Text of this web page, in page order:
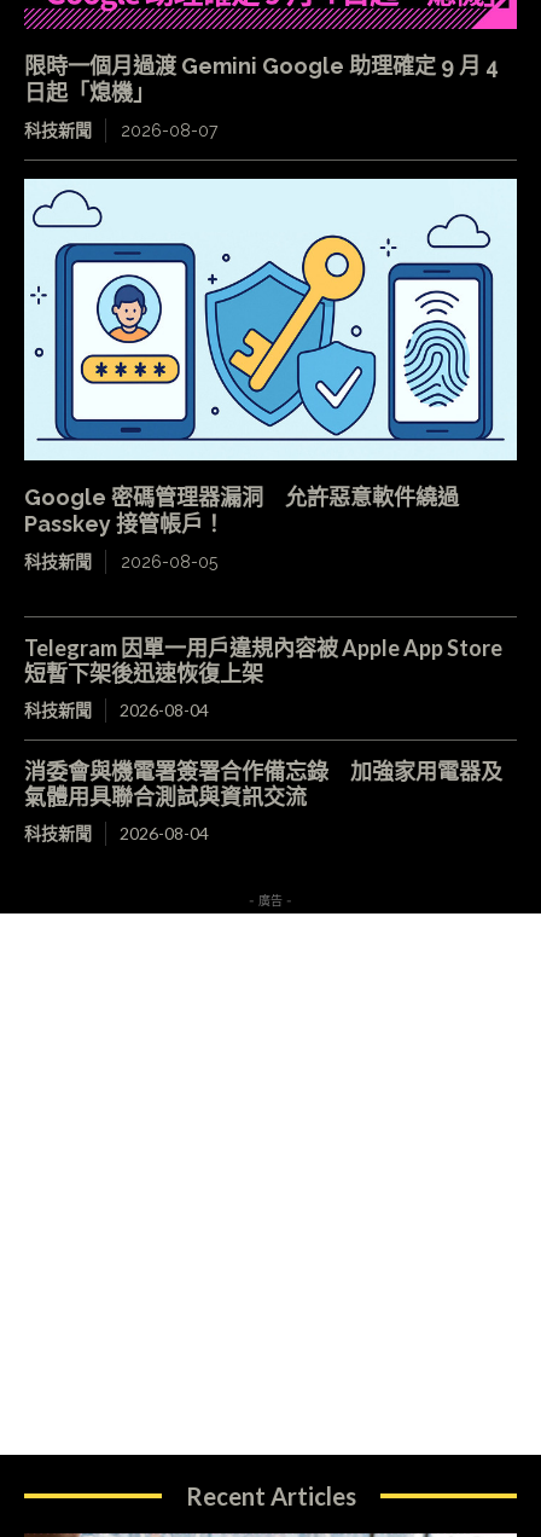
限時一個月過渡 Gemini Google 助理確定 9 月 4
日起「熄機」
科技新聞 2026-08-07
Google 密碼管理器漏洞 允許惡意軟件繞過
Passkey 接管帳戶！
科技新聞 2026-08-05
Telegram 因單一用戶違規內容被 Apple App Store
短暫下架後迅速恢復上架
科技新聞 2026-08-04
消委會與機電署簽署合作備忘錄 加強家用電器及
氣體用具聯合測試與資訊交流
科技新聞 2026-08-04
- 廣告 -
Recent Articles